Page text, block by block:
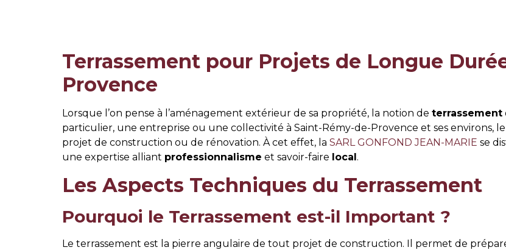
Terrassement pour Projets de Longue
Provence
Lorsque l’on pense à l’aménagement extérieur de sa propriété, la notion de terrassement
particulier, une entreprise ou une collectivité à Saint-Rémy-de-Provence et ses environs,
projet de construction ou de rénovation. À cet effet, la SARL GONFOND JEAN-MARIE se
une expertise alliant professionnalisme et savoir-faire local .
Les Aspects Techniques du Terrassement
Pourquoi le Terrassement est-il Important ?
Le terrassement est la pierre angulaire de tout projet de construction. Il permet de